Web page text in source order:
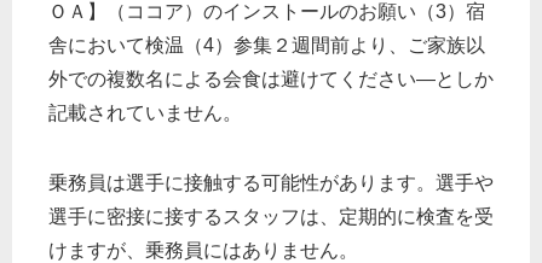
ＯＡ】（ココア）のインストールのお願い（3）宿
舎において検温（4）参集２週間前より、ご家族以
外での複数名による会食は避けてください―としか
記載されていません。
乗務員は選手に接触する可能性があります。選手や
選手に密接に接するスタッフは、定期的に検査を受
けますが、乗務員にはありません。